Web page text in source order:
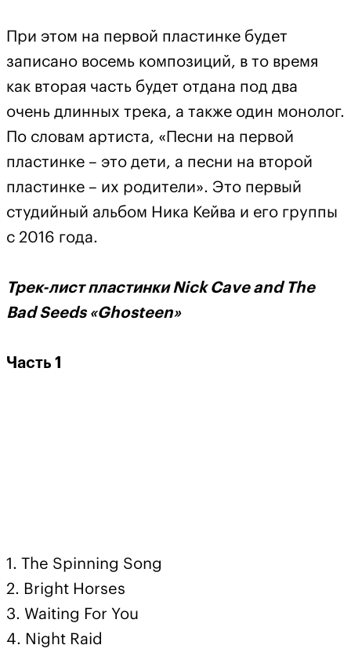
При этом на первой пластинке будет
записано восемь композиций, в то время
как вторая часть будет отдана под два
очень длинных трека, а также один монолог.
По словам артиста, «Песни на первой
пластинке – это дети, а песни на второй
пластинке – их родители». Это первый
студийный альбом Ника Кейва и его группы
с 2016 года.
Трек-лист пластинки Nick Cave and The
Bad Seeds «Ghosteen»
Часть 1
1. The Spinning Song
2. Bright Horses
3. Waiting For You
4. Night Raid